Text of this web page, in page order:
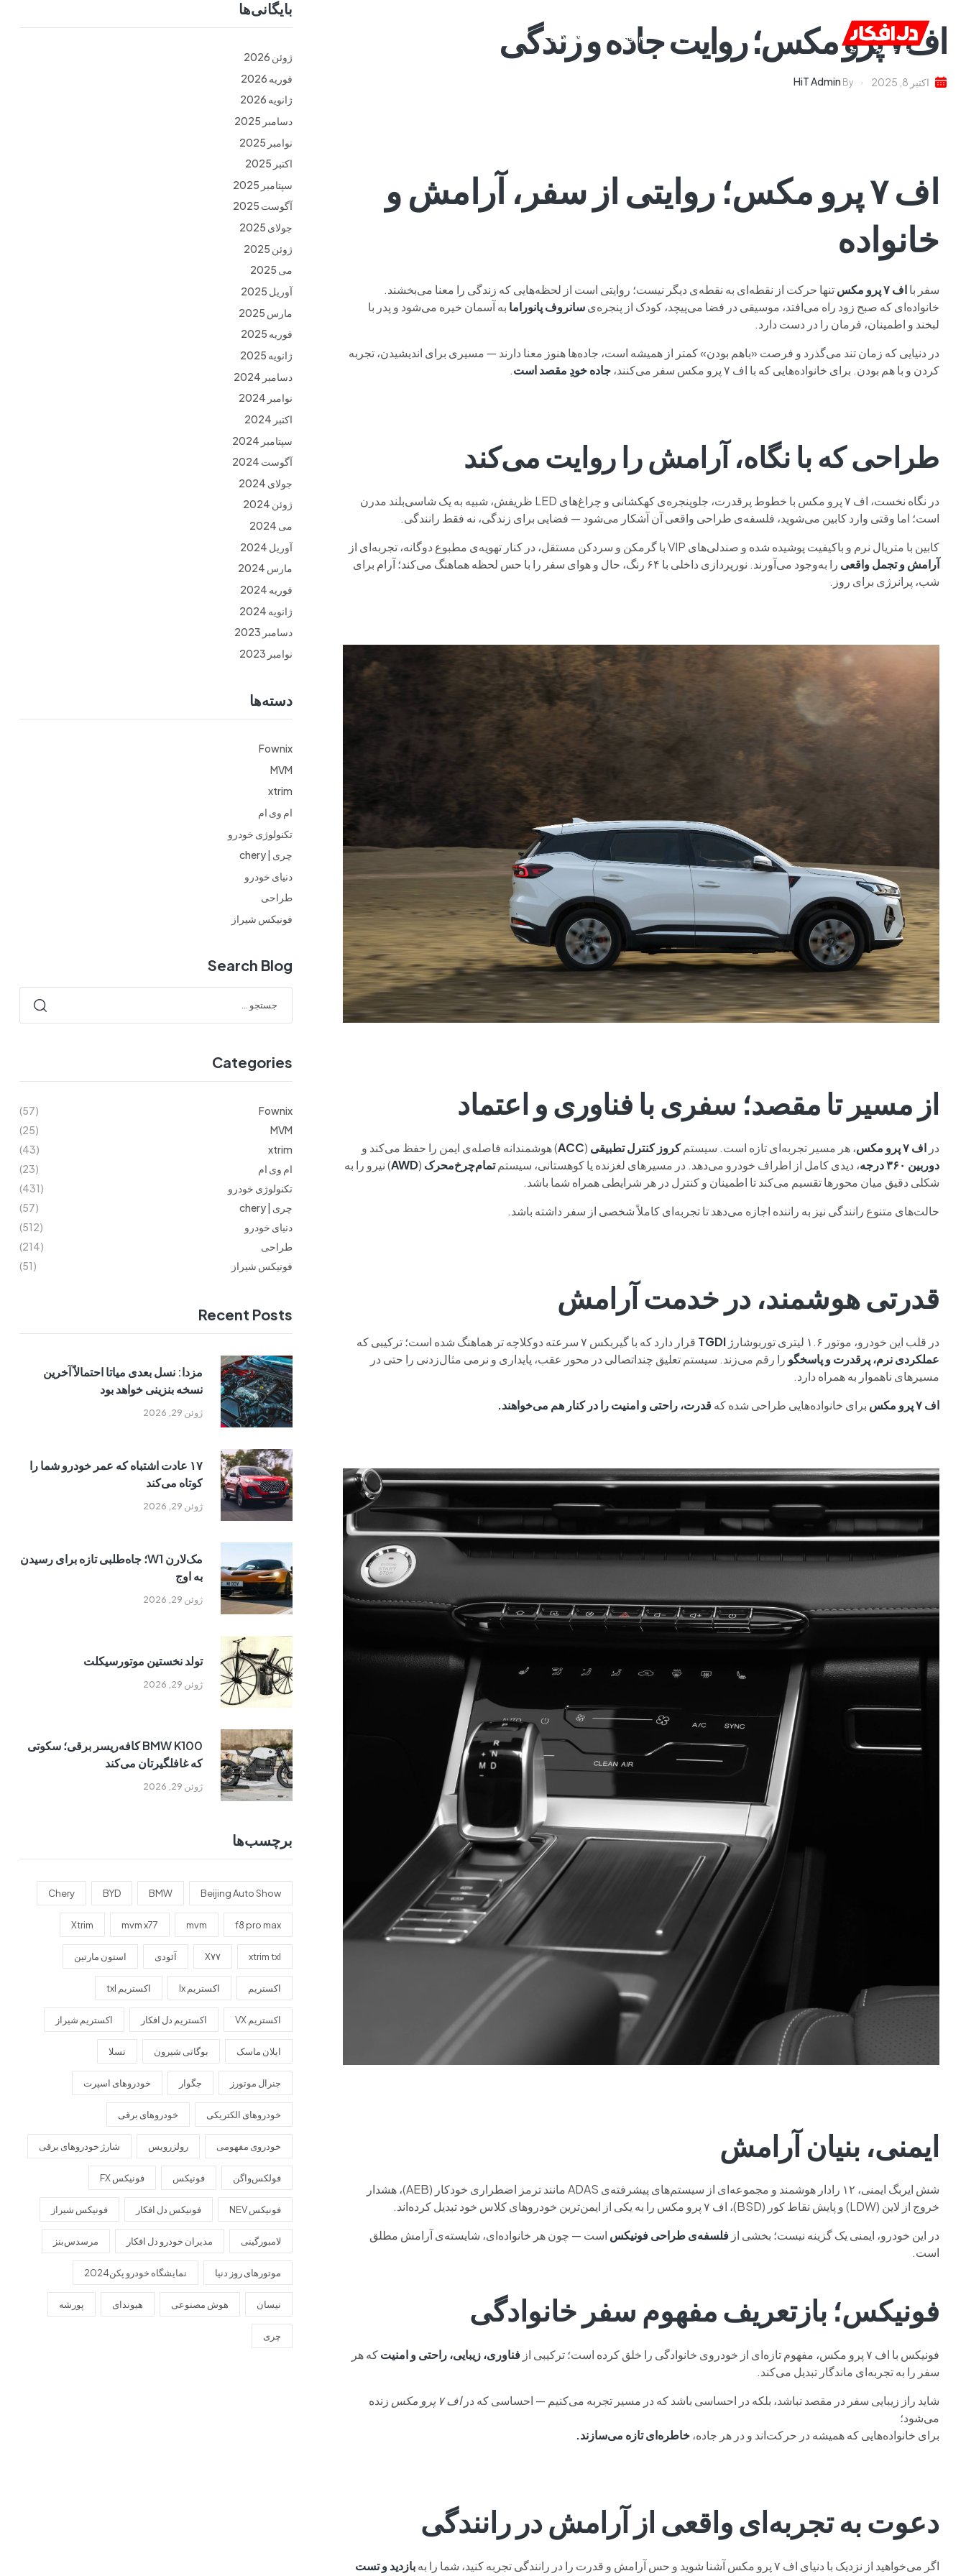
خانه ام وی ام فونیکس اف۷ پرو مکس؛ روایت جاده و زندگی
اکتبر 8, 2025 By
HiT Admin
اف ۷ پرو مکس؛ روایتی از سفر، آرامش و
خانواده
سفر بااف ۷ پرو مکس
تنها حرکت از نقطه‌ای به نقطه‌ی دیگر نیست؛ روایتی است از لحظه‌هایی که زندگی را معنا می‌بخشند.
خانواده‌ای که صبح زود راه می‌افتد، موسیقی در فضا می‌پیچد، کودک از پنجره‌یسانروف پانوراما به آسمان خیره می‌شود و پدر با
لبخند و اطمینان، فرمان را در دست دارد.
در دنیایی که زمان تند می‌گذرد و فرصت «باهم بودن» کمتر از همیشه است، جاده‌ها هنوز معنا دارند — مسیری برای اندیشیدن، تجربه
کردن و با هم بودن. برای خانواده‌هایی که با اف ۷ پرو مکس سفر می‌کنند،
جاده خودِ مقصد است.
طراحی که با نگاه، آرامش را روایت می‌کند
در نگاه نخست، اف ۷ پرو مکس با خطوط پرقدرت، جلوپنجره‌ی کهکشانی و چراغ‌های LED ظریفش، شبیه به یک شاسی‌بلند مدرن
است؛ اما وقتی وارد کابین می‌شوید، فلسفه‌ی طراحی واقعی آن آشکار می‌شود — فضایی برای زندگی، نه فقط رانندگی.
کابین با متریال نرم و باکیفیت پوشیده شده و صندلی‌های VIP با گرمکن و سردکن مستقل، در کنار تهویه‌ی مطبوع دوگانه، تجربه‌ای از
آرامش و تجمل واقعی
را به‌وجود می‌آورند. نورپردازی داخلی با ۶۴ رنگ، حال و هوای سفر را با حس لحظه هماهنگ می‌کند؛ آرام برای
شب، پرانرژی برای روز.
از مسیر تا مقصد؛ سفری با فناوری و اعتماد
در اف ۷ پرو مکس ، هر مسیر تجربه‌ای تازه است. سیستمکروز کنترل تطبیقی (
ACC) هوشمندانه فاصله‌ی ایمن را حفظ می‌کند و
دوربین ۳۶۰ درجه
، دیدی کامل از اطراف خودرو می‌دهد. در مسیرهای لغزنده یا کوهستانی، سیستمتمام‌چرخ‌محرک (
AWD) نیرو را به
شکلی دقیق میان محورها تقسیم می‌کند تا اطمینان و کنترل در هر شرایطی همراه شما باشد.
حالت‌های متنوع رانندگی نیز به راننده اجازه می‌دهد تا تجربه‌ای کاملاً شخصی از سفر داشته باشد.
قدرتی هوشمند، در خدمت آرامش
در قلب این خودرو، موتور ۱.۶ لیتری توربوشارژ TGDI قرار دارد که با گیربکس ۷ سرعته دوکلاچه تر هماهنگ شده است؛ ترکیبی که
عملکردی نرم، پرقدرت و پاسخگو را رقم می‌زند. سیستم تعلیق چند‌اتصالی در محور عقب، پایداری و نرمی مثال‌زدنی را حتی در
مسیرهای ناهموار به همراه دارد.
اف ۷ پرو مکس
برای خانواده‌هایی طراحی شده کهقدرت، راحتی و امنیت را در کنار هم می‌خواهند.
ایمنی، بنیان آرامش
شش ایربگ ایمنی، ۱۲ رادار هوشمند و مجموعه‌ای از سیستم‌های پیشرفته‌ی ADAS مانند ترمز اضطراری خودکار (AEB)، هشدار
خروج از لاین (LDW) و پایش نقاط کور (BSD)، اف ۷ پرو مکس را به یکی از ایمن‌ترین خودروهای کلاس خود تبدیل کرده‌اند.
در این خودرو، ایمنی یک گزینه نیست؛ بخشی از فلسفه‌ی طراحی فونیکس است — چون هر خانواده‌ای، شایسته‌ی آرامش مطلق
است.
فونیکس؛ بازتعریف مفهوم سفر خانوادگی
فونیکس با اف ۷ پرو مکس، مفهوم تازه‌ای از خودروی خانوادگی را خلق کرده است؛ ترکیبی از فناوری، زیبایی، راحتی و امنیتکه هر
سفر را به تجربه‌ای ماندگار تبدیل می‌کند.
شاید راز زیبایی سفر در مقصد نباشد، بلکه در احساسی باشد که در مسیر تجربه می‌کنیم — احساسی که در اف ۷ پرو مکس
زنده
می‌شود؛
برای خانواده‌هایی که همیشه در حرکت‌اند و در هر جاده،خاطره‌ای تازه می‌سازند.
دعوت به تجربه‌ای واقعی از آرامش در رانندگی
اگر می‌خواهید از نزدیک با دنیای اف ۷ پرو مکس آشنا شوید و حس آرامش و قدرت را در رانندگی تجربه کنید، شما را به
بازدید و تست
بایگانی‌ها
ژوئن 2026
فوریه 2026
ژانویه 2026
دسامبر 2025
نوامبر 2025
اکتبر 2025
سپتامبر 2025
آگوست 2025
جولای 2025
ژوئن 2025
می 2025
آوریل 2025
مارس 2025
فوریه 2025
ژانویه 2025
دسامبر 2024
نوامبر 2024
اکتبر 2024
سپتامبر 2024
آگوست 2024
جولای 2024
ژوئن 2024
می 2024
آوریل 2024
مارس 2024
فوریه 2024
ژانویه 2024
دسامبر 2023
نوامبر 2023
دسته‌ها
Fownix
MVM
xtrim
ام وی ام
تکنولوژی خودرو
چری | chery
دنیای خودرو
طراحی
فونیکس شیراز
Search Blog
Categories
Fownix
(57)
MVM
(25)
xtrim
(43)
ام وی ام
(23)
تکنولوژی خودرو
(431)
چری | chery
(57)
دنیای خودرو
(512)
طراحی
(214)
فونیکس شیراز
(51)
Recent Posts
ژوئن 29, 2026
مزدا: نسل بعدی میاتا احتمالاً آخرین
نسخه بنزینی خواهد بود
ژوئن 29, 2026
۱۷ عادت اشتباه که عمر خودرو شما را
کوتاه می‌کند
ژوئن 29, 2026
مک‌لارن W1؛ جاه‌طلبی تازه برای رسیدن
به اوج
ژوئن 29, 2026
تولد نخستین موتورسیکلت
ژوئن 29, 2026
BMW K100 کافه‌ریسر برقی؛ سکوتی
که غافلگیرتان می‌کند
برچسب‌ها
Beijing Auto Show
BMW
BYD
Chery
f8 pro max
mvm
mvm x77
Xtrim
xtrim txl X۷۷ آئودی استون مارتین
اکستریم اکستریم lx اکستریم txl
اکستریم VX اکستریم دل افکار اکستریم شیراز
ایلان ماسک بوگاتی شیرون تسلا
جنرال موتورز جگوار خودروهای اسپرت
خودروهای الکتریکی خودروهای برقی
خودروی مفهومی رولزرویس شارژ خودروهای برقی
فولکس‌واگن فونیکس فونیکس FX
فونیکس NEV فونیکس دل افکار فونیکس شیراز
لامبورگینی مدیران خودرو دل افکار مرسدس‌بنز
موتورهای روز دنیا نمایشگاه خودرو پکن2024
نیسان هوش مصنوعی هیوندای پورشه
چری